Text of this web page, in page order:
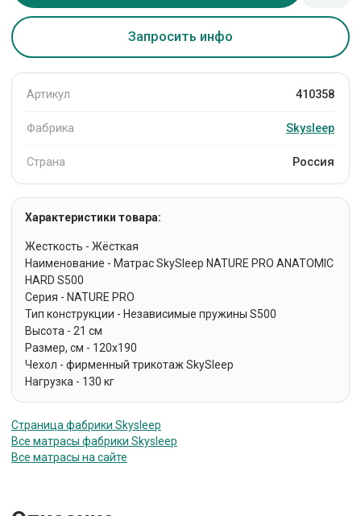
Запросить инфо
Артикул 410358
Фабрика Skysleep
Страна Россия
Характеристики товара:
Жесткость - Жёсткая
Наименование - Матрас SkySleep NATURE PRO ANATOMIC
HARD S500
Серия - NATURE PRO
Тип конструкции - Независимые пружины S500
Высота - 21 см
Размер, см - 120x190
Чехол - фирменный трикотаж SkySleep
Нагрузка - 130 кг
Страница фабрики Skysleep
Все матрасы фабрики Skysleep
Все матрасы на сайте